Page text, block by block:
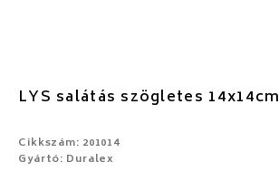
LYS salátás szögletes 14x14cm
Cikkszám: 201014
Gyártó: Duralex